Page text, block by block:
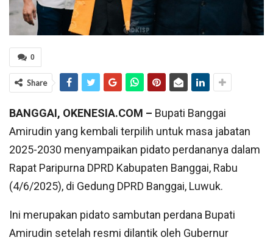
0
Share
BANGGAI, OKENESIA.COM – Bupati Banggai
Amirudin yang kembali terpilih untuk masa jabatan
2025-2030 menyampaikan pidato perdananya dalam
Rapat Paripurna DPRD Kabupaten Banggai, Rabu
(4/6/2025), di Gedung DPRD Banggai, Luwuk.
Ini merupakan pidato sambutan perdana Bupati
Amirudin setelah resmi dilantik oleh Gubernur